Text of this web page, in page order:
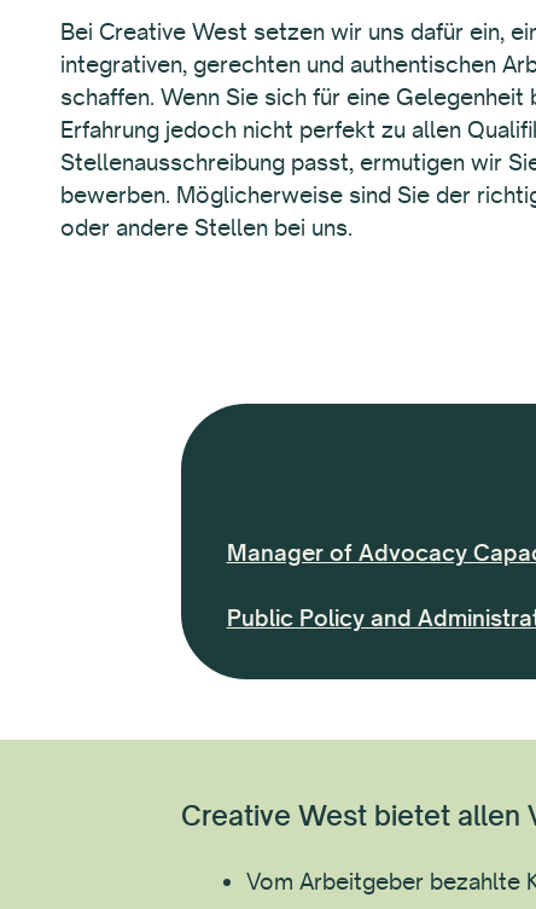
Bei Creative West setzen wir uns dafür ein,
integrativen, gerechten und authentischen
schaffen. Wenn Sie sich für eine Gelegenheit
Erfahrung jedoch nicht perfekt zu allen
Stellenausschreibung passt, ermutigen wir
bewerben. Möglicherweise sind Sie der
oder andere Stellen bei uns.
Manager of Advocacy
Public Policy and
Creative West bietet allen
Vom Arbeitgeber bezahlte